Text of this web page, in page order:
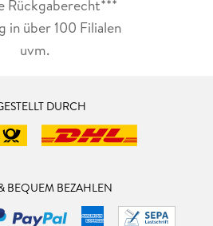
Rückgaberecht***
in über 100 Filialen
uvm.
DURCH
BEQUEM BEZAHLEN